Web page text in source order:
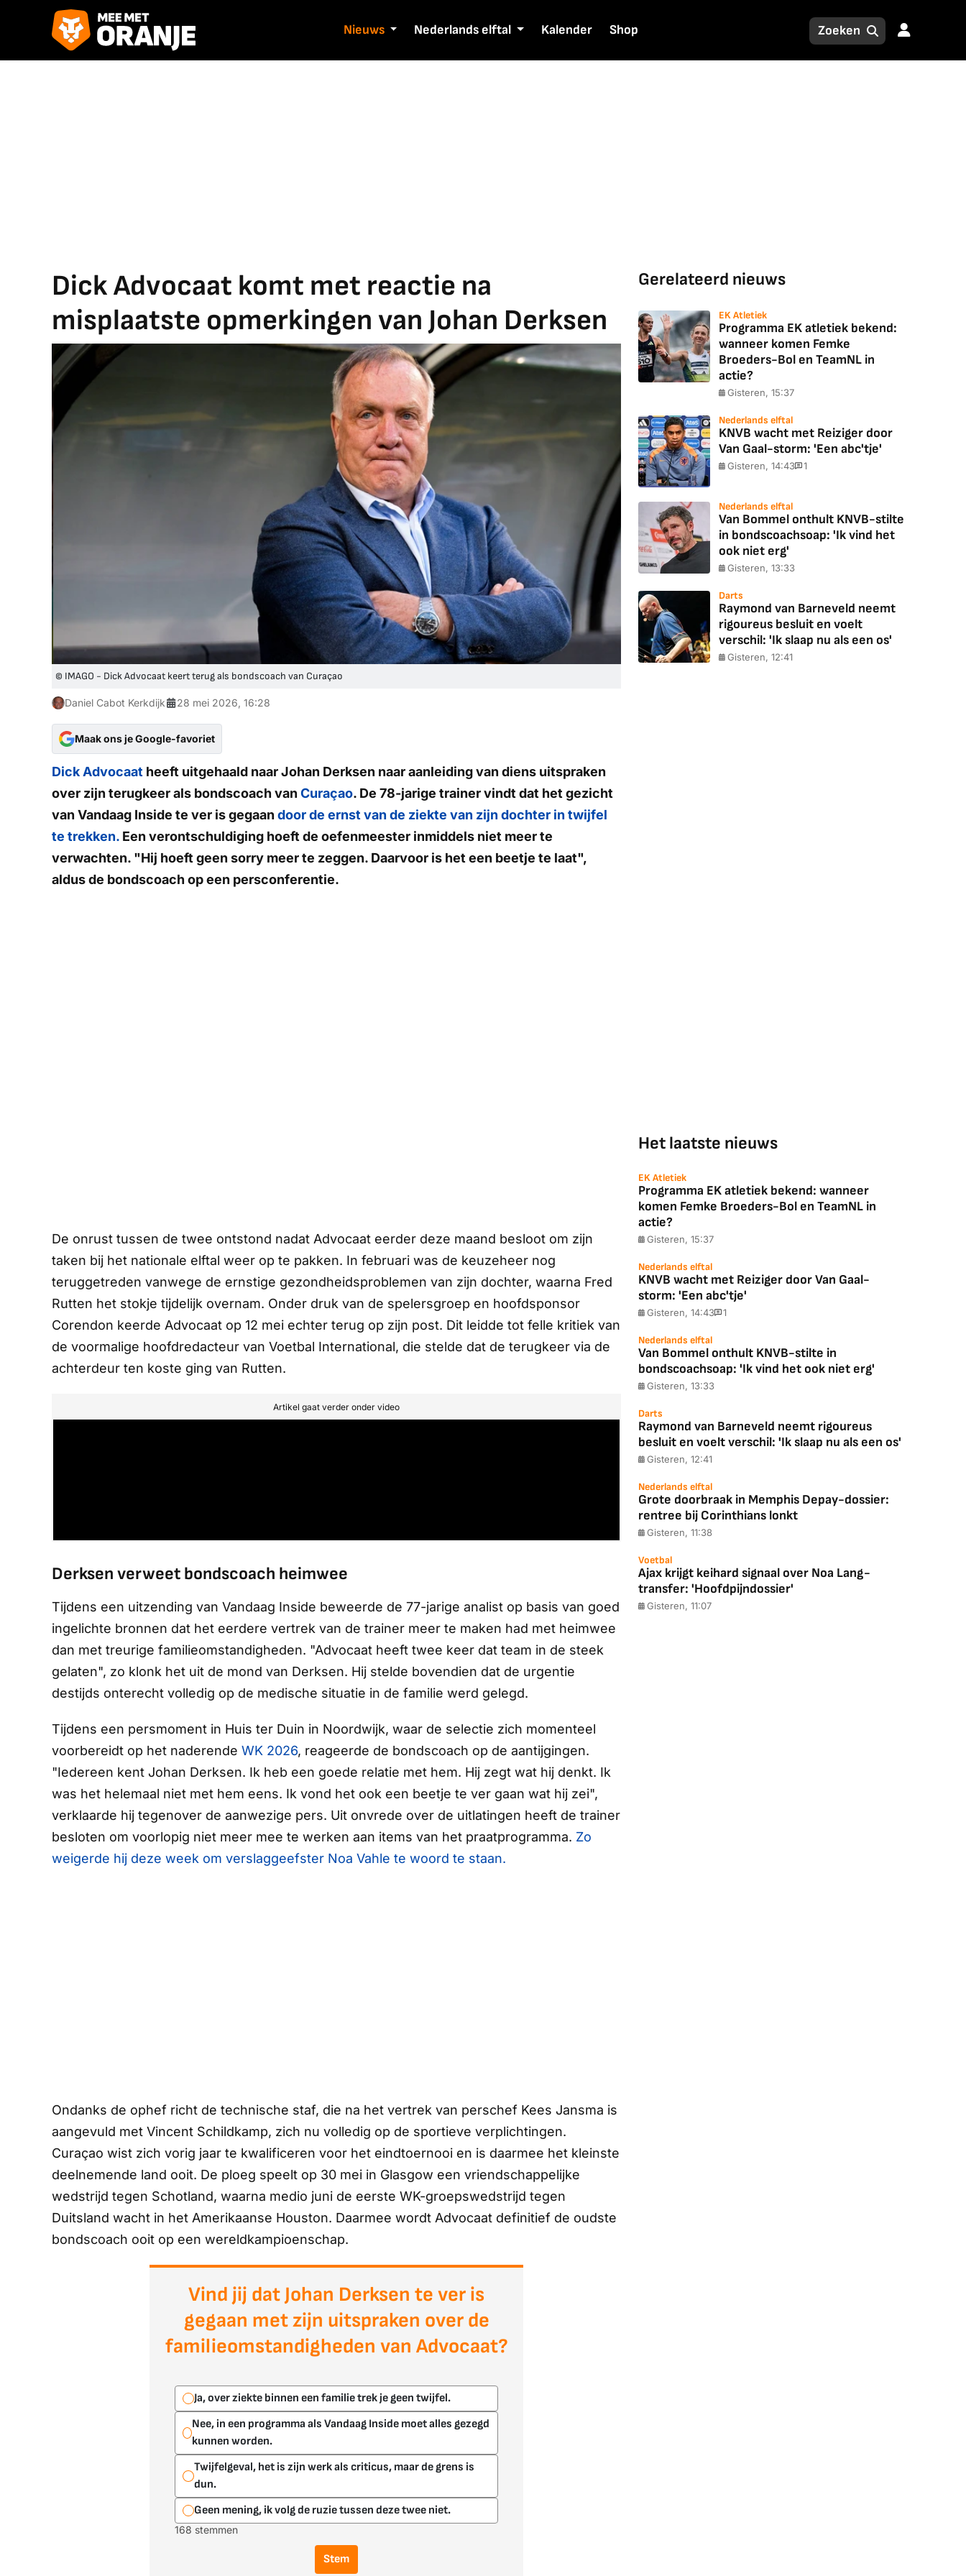
Nieuws Nederlands elftal Kalender Shop
Dick Advocaat komt met reactie na
misplaatste opmerkingen van Johan Derksen
© IMAGO - Dick Advocaat keert terug als bondscoach van Curaçao
Daniel Cabot Kerkdijk 28 mei 2026, 16:28
Maak ons je Google-favoriet
Dick Advocaat heeft uitgehaald naar Johan Derksen naar aanleiding van diens uitspraken
over zijn terugkeer als bondscoach van Curaçao. De 78-jarige trainer vindt dat het gezicht
van Vandaag Inside te ver is gegaan door de ernst van de ziekte van zijn dochter in twijfel
te trekken. Een verontschuldiging hoeft de oefenmeester inmiddels niet meer te
verwachten. "Hij hoeft geen sorry meer te zeggen. Daarvoor is het een beetje te laat",
aldus de bondscoach op een persconferentie.
De onrust tussen de twee ontstond nadat Advocaat eerder deze maand besloot om zijn
taken bij het nationale elftal weer op te pakken. In februari was de keuzeheer nog
teruggetreden vanwege de ernstige gezondheidsproblemen van zijn dochter, waarna Fred
Rutten het stokje tijdelijk overnam. Onder druk van de spelersgroep en hoofdsponsor
Corendon keerde Advocaat op 12 mei echter terug op zijn post. Dit leidde tot felle kritiek van
de voormalige hoofdredacteur van Voetbal International, die stelde dat de terugkeer via de
achterdeur ten koste ging van Rutten.
Artikel gaat verder onder video
Derksen verweet bondscoach heimwee
Tijdens een uitzending van Vandaag Inside beweerde de 77-jarige analist op basis van goed
ingelichte bronnen dat het eerdere vertrek van de trainer meer te maken had met heimwee
dan met treurige familieomstandigheden. "Advocaat heeft twee keer dat team in de steek
gelaten", zo klonk het uit de mond van Derksen. Hij stelde bovendien dat de urgentie
destijds onterecht volledig op de medische situatie in de familie werd gelegd.
Tijdens een persmoment in Huis ter Duin in Noordwijk, waar de selectie zich momenteel
voorbereidt op het naderende WK 2026, reageerde de bondscoach op de aantijgingen.
"Iedereen kent Johan Derksen. Ik heb een goede relatie met hem. Hij zegt wat hij denkt. Ik
was het helemaal niet met hem eens. Ik vond het ook een beetje te ver gaan wat hij zei",
verklaarde hij tegenover de aanwezige pers. Uit onvrede over de uitlatingen heeft de trainer
besloten om voorlopig niet meer mee te werken aan items van het praatprogramma. Zo
weigerde hij deze week om verslaggeefster Noa Vahle te woord te staan.
Ondanks de ophef richt de technische staf, die na het vertrek van perschef Kees Jansma is
aangevuld met Vincent Schildkamp, zich nu volledig op de sportieve verplichtingen.
Curaçao wist zich vorig jaar te kwalificeren voor het eindtoernooi en is daarmee het kleinste
deelnemende land ooit. De ploeg speelt op 30 mei in Glasgow een vriendschappelijke
wedstrijd tegen Schotland, waarna medio juni de eerste WK-groepswedstrijd tegen
Duitsland wacht in het Amerikaanse Houston. Daarmee wordt Advocaat definitief de oudste
bondscoach ooit op een wereldkampioenschap.
Vind jij dat Johan Derksen te ver is
gegaan met zijn uitspraken over de
familieomstandigheden van Advocaat?
Ja, over ziekte binnen een familie trek je geen twijfel.
Nee, in een programma als Vandaag Inside moet alles gezegd
kunnen worden.
Twijfelgeval, het is zijn werk als criticus, maar de grens is
dun.
Geen mening, ik volg de ruzie tussen deze twee niet.
168 stemmen
Stem
Gerelateerd nieuws
EK Atletiek
Programma EK atletiek bekend:
wanneer komen Femke
Broeders-Bol en TeamNL in
actie?
Gisteren, 15:37
Nederlands elftal
KNVB wacht met Reiziger door
Van Gaal-storm: 'Een abc'tje'
Gisteren, 14:43 1
Nederlands elftal
Van Bommel onthult KNVB-stilte
in bondscoachsoap: 'Ik vind het
ook niet erg'
Gisteren, 13:33
Darts
Raymond van Barneveld neemt
rigoureus besluit en voelt
verschil: 'Ik slaap nu als een os'
Gisteren, 12:41
Het laatste nieuws
EK Atletiek
Programma EK atletiek bekend: wanneer
komen Femke Broeders-Bol en TeamNL in
actie?
Gisteren, 15:37
Nederlands elftal
KNVB wacht met Reiziger door Van Gaal-
storm: 'Een abc'tje'
Gisteren, 14:43 1
Nederlands elftal
Van Bommel onthult KNVB-stilte in
bondscoachsoap: 'Ik vind het ook niet erg'
Gisteren, 13:33
Darts
Raymond van Barneveld neemt rigoureus
besluit en voelt verschil: 'Ik slaap nu als een os'
Gisteren, 12:41
Nederlands elftal
Grote doorbraak in Memphis Depay-dossier:
rentree bij Corinthians lonkt
Gisteren, 11:38
Voetbal
Ajax krijgt keihard signaal over Noa Lang-
transfer: 'Hoofdpijndossier'
Gisteren, 11:07